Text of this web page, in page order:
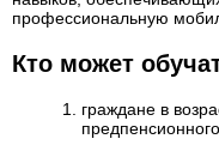
профессиональную
Кто может
граждане в